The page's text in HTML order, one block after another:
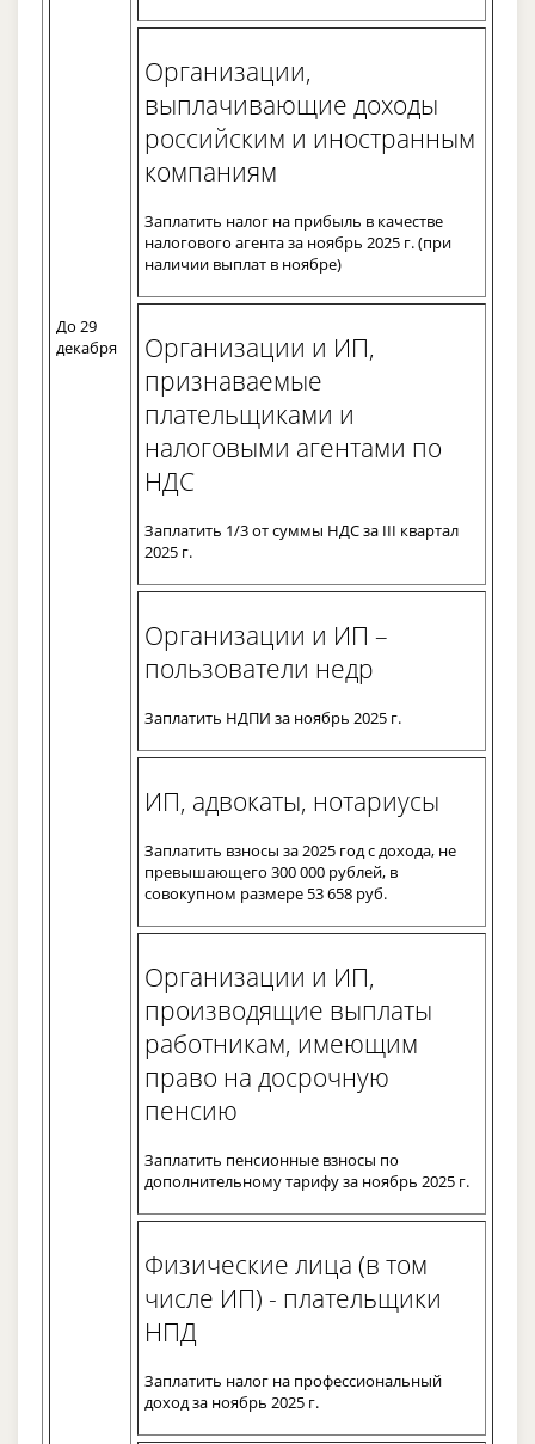
До 29
декабря
Организации,
выплачивающие доходы
российским и иностранным
компаниям
Заплатить налог на прибыль в качестве
налогового агента за ноябрь 2025 г. (при
наличии выплат в ноябре)
Организации и ИП,
признаваемые
плательщиками и
налоговыми агентами по
НДС
Заплатить 1/3 от суммы НДС за III квартал
2025 г.
Организации и ИП –
пользователи недр
Заплатить НДПИ за ноябрь 2025 г.
ИП, адвокаты, нотариусы
Заплатить взносы за 2025 год с дохода, не
превышающего 300 000 рублей, в
совокупном размере 53 658 руб.
Организации и ИП,
производящие выплаты
работникам, имеющим
право на досрочную
пенсию
Заплатить пенсионные взносы по
дополнительному тарифу за ноябрь 2025 г.
Физические лица (в том
числе ИП) - плательщики
НПД
Заплатить налог на профессиональный
доход за ноябрь 2025 г.